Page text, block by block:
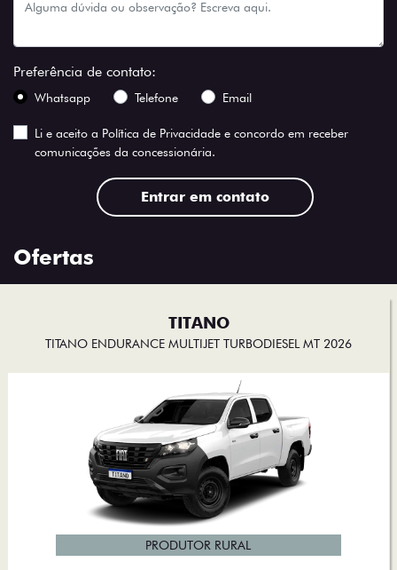
Preferência de contato:
Whatsapp Telefone Email
Li e aceito a Política de Privacidade e concordo em receber
comunicações da concessionária.
Entrar em contato
Ofertas
TITANO
TITANO ENDURANCE MULTIJET TURBODIESEL MT 2026
PRODUTOR RURAL